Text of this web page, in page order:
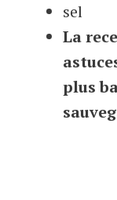
sel
La
plus